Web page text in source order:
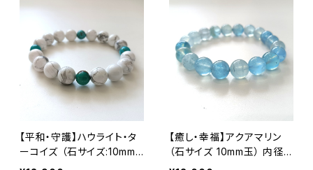
【平和・守護】ハウライト・タ
ーコイズ （石サイズ:10mm）
内径17cm
【癒し・幸福】アクアマリン
（石サイズ 10mm玉） 内径1
6cm